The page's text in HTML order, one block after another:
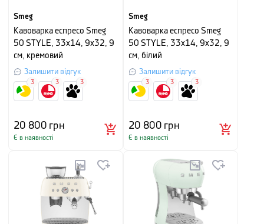
Smeg
Кавоварка еспресо Smeg
50 STYLE, 33x14, 9x32, 9
см, кремовий
Залишити відгук
20 800грн
Є в наявності
3 3 3
Smeg
Кавоварка еспресо Smeg
50 STYLE, 33x14, 9x32, 9
см, білий
Залишити відгук
20 800грн
Є в наявності
3 3 3